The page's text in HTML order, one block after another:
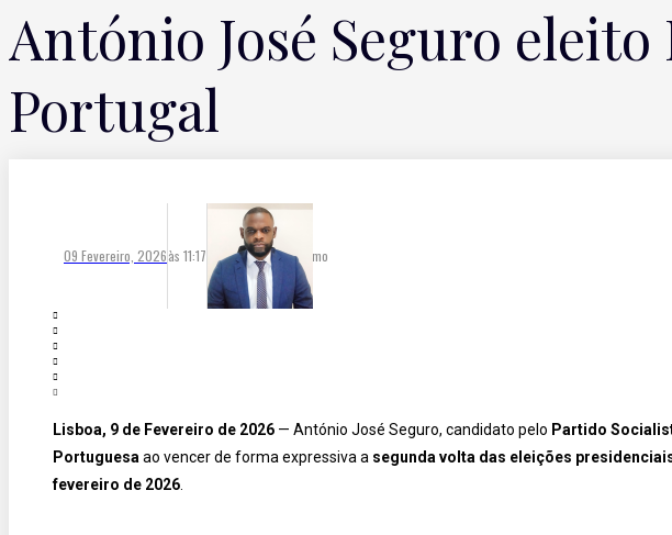
António José Seguro
Portugal
09 Fevereiro, 2026às 11:17 José Luís Mussemo
Lisboa, 9 de Fevereiro de 2026 — António José Seguro, candidato pelo Partido
Portuguesa ao vencer de forma expressiva a segunda volta das eleições
fevereiro de 2026